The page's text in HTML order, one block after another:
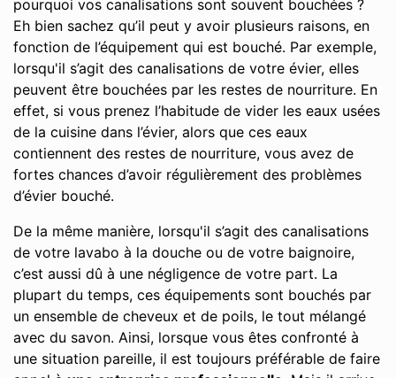
pourquoi vos canalisations sont souvent bouchées ?
Eh bien sachez qu’il peut y avoir plusieurs raisons, en
fonction de l’équipement qui est bouché. Par exemple,
lorsqu'il s’agit des canalisations de votre évier, elles
peuvent être bouchées par les restes de nourriture. En
effet, si vous prenez l’habitude de vider les eaux usées
de la cuisine dans l’évier, alors que ces eaux
contiennent des restes de nourriture, vous avez de
fortes chances d’avoir régulièrement des problèmes
d’évier bouché.
De la même manière, lorsqu'il s’agit des canalisations
de votre lavabo à la douche ou de votre baignoire,
c’est aussi dû à une négligence de votre part. La
plupart du temps, ces équipements sont bouchés par
un ensemble de cheveux et de poils, le tout mélangé
avec du savon. Ainsi, lorsque vous êtes confronté à
une situation pareille, il est toujours préférable de faire